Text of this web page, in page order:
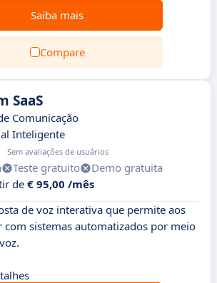
Saiba mais
Compare
SaaS
Comunicação
Inteligente
Sem avaliações de usuários
Teste gratuito
Demo gratuita
de € 95,00 /mês
de voz interativa que permite aos
com sistemas automatizados por meio